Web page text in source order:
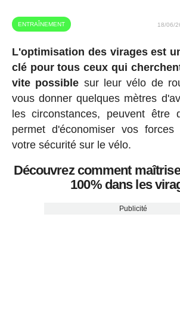
ENTRAÎNEMENT 18/06/
L'optimisation des virages est
clé pour tous ceux qui
vite possible sur leur vélo de
vous donner quelques mètres
les circonstances, peuvent être
permet d'économiser vos forces
votre sécurité sur le vélo.
Découvrez comment
100% dans les
Publicité